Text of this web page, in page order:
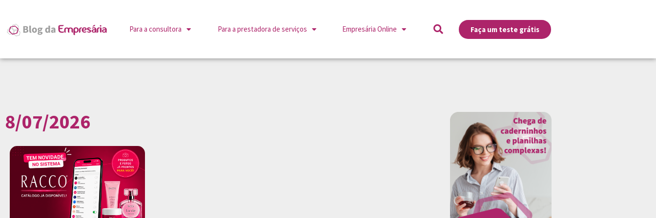
Para a consultora Para a prestadora de serviços Empresária Online Faça um teste grátis
8/07/2026